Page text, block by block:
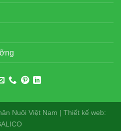
Nuôi Việt Nam | Thiết kế web: